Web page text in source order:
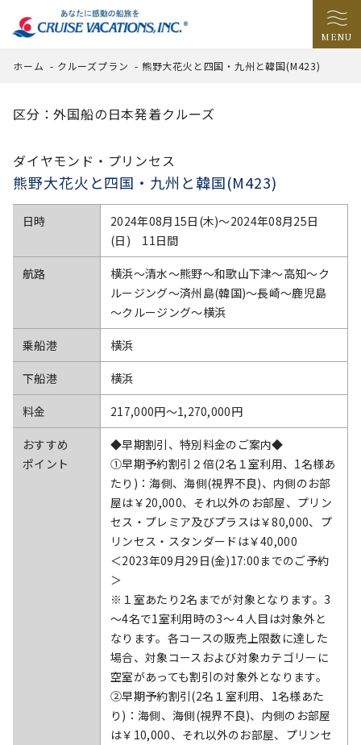
MENU
ホーム - クルーズプラン - 熊野大花火と四国・九州と韓国(M423)
区分：外国船の日本発着クルーズ
ダイヤモンド・プリンセス
熊野大花火と四国・九州と韓国(M423)
日時
2024年08月15日(木)〜2024年08月25日
(日) 11日間
航路
横浜～清水～熊野～和歌山下津～高知～ク
ルージング～済州島(韓国)～長崎～鹿児島
～クルージング～横浜
乗船港 横浜
下船港 横浜
料金 217,000円〜1,270,000円
おすすめ
ポイント
◆早期割引、特別料金のご案内◆
①早期予約割引２倍(2名１室利用、1名様あ
たり)：海側、海側(視界不良)、内側のお部
屋は￥20,000、それ以外のお部屋、プリン
セス・プレミア及びプラスは￥80,000、プ
リンセス・スタンダードは￥40,000
＜2023年09月29日(金)17:00までのご予約
＞
※１室あたり2名までが対象となります。3
～4名で1室利用時の3～４人目は対象外と
なります。各コースの販売上限数に達した
場合、対象コースおよび対象カテゴリーに
空室があっても割引の対象外となります。
②早期予約割引(2名１室利用、1名様あた
り)：海側、海側(視界不良)、内側のお部屋
は￥10,000、それ以外のお部屋、プリンセ